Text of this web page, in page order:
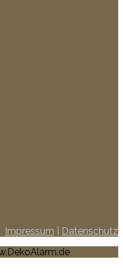
Impressum
Datenschutz